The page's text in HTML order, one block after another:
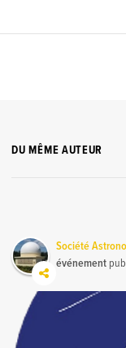
DU MÊME AUTEUR
Société
événement